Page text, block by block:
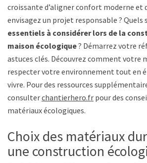
croissante d’aligner confort moderne et
envisagez un projet responsable ? Quels
essentiels à considérer lors de la
maison écologique? Démarrez votre
astuces clés. Découvrez comment votre
respecter votre environnement tout en
vivre. Pour des ressources
consulterchantierhero.fr pour des
matériaux écologiques.
Choix des matériaux
une construction